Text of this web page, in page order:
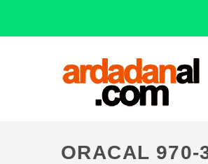
ORACAL